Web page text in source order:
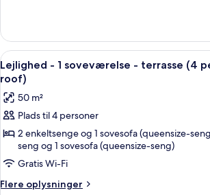
-
3rd
floor)
-
soveværelse
(4
people
3rd
Indlæs
alle
billeder
af
Lejlighed
-
soveværelse
-
Lejlighed -
16
Lejlighed - 1 soveværelse - terrasse (4
roof)
50 m²
Plads til 4 personer
2 enkeltsenge og 1 sovesofa (queensize-
seng og 1 sovesofa (queensize-seng)
Gratis Wi-Fi
Flere oplysninger
Flere